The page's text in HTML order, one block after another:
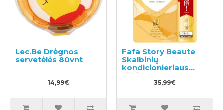
Lec.Be Drėgnos
servetėlės 80vnt
14,99€
Fafa Story Beaute
Skalbinių
kondicionieriaus
užpildas 1440ml
35,99€